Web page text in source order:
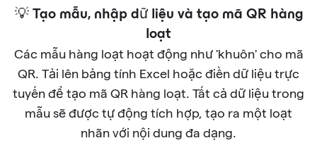
💡 Tạo mẫu, nhập dữ liệu và tạo mã QR hàng
loạt
Các mẫu hàng loạt hoạt động như 'khuôn' cho mã
QR. Tải lên bảng tính Excel hoặc điền dữ liệu trực
tuyến để tạo mã QR hàng loạt. Tất cả dữ liệu trong
mẫu sẽ được tự động tích hợp, tạo ra một loạt
nhãn với nội dung đa dạng.